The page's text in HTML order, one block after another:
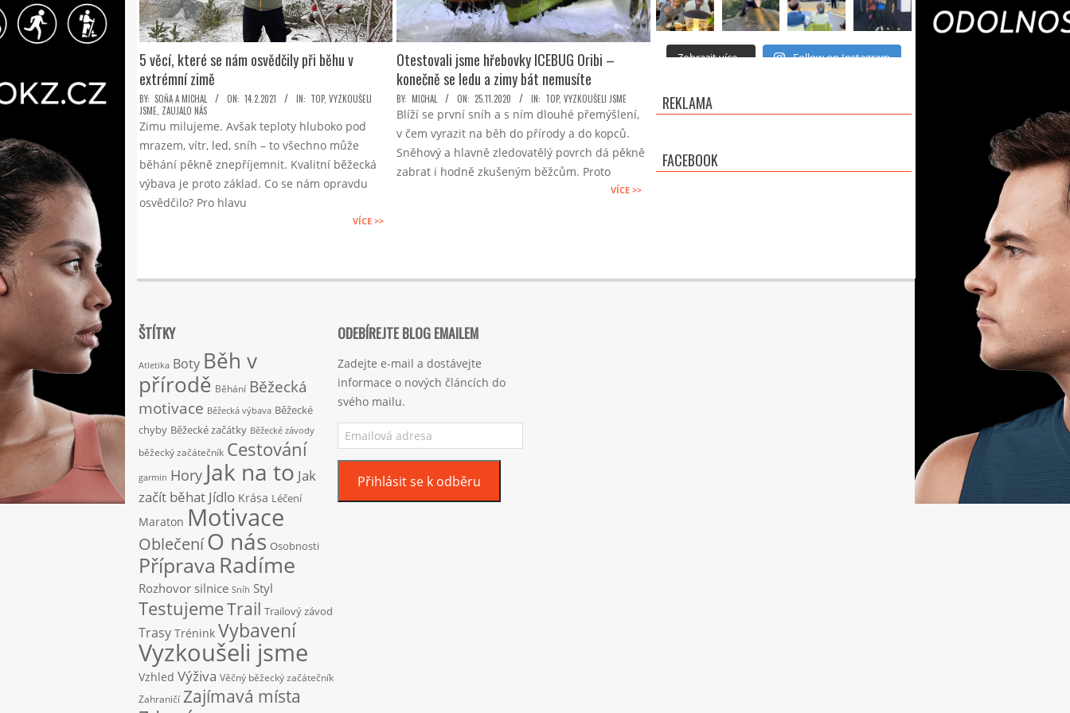
5 věcí, které se nám osvědčily při běhu v
extrémní zimě
2021-
02-
14
BY: SOŇA A MICHAL ON: 14.2.2021 IN: TOP, VYZKOUŠELI
JSME ZAUJALO NÁS
Zimu milujeme. Avšak teploty hluboko pod
mrazem, vítr, led, sníh – to všechno může
běhání pěkně znepříjemnit. Kvalitní běžecká
výbava je proto základ. Co se nám opravdu
osvědčilo? Pro hlavu
VÍCE >>
Otestovali jsme hřebovky ICEBUG Oribi –
konečně se ledu a zimy bát nemusíte
2020-
11-
25
BY: MICHAL ON: 25.11.2020 IN: TOP,VYZKOUŠELI JSME
Blíží se první sníh a s ním dlouhé přemýšlení,
v čem vyrazit na běh do přírody a do kopců.
Sněhový a hlavně zledovatělý povrch dá pěkně
zabrat i hodně zkušeným běžcům. Proto
VÍCE >>
Zobrazit více... Follow on Instagram
REKLAMA
FACEBOOK
ŠTÍTKY
Atletika Boty Běh v
přírodě Běhání Běžecká
motivace Běžecká výbava Běžecké
chyby Běžecké začátky Běžecké závody
běžecký začátečník Cestování
garmin Hory Jak na to Jak
začít běhat Jídlo Krása Léčení
Maraton Motivace
OblečeníO nás Osobnosti
Příprava Radíme
Rozhovor silnice Sníh Styl
TestujemeTrail Trailový závod
Trasy Trénink Vybavení
Vyzkoušeli jsme
Vzhled Výživa Věčný běžecký začátečník
Zahraničí Zajímavá místa
ODEBÍREJTE BLOG EMAILEM
Zadejte e-mail a dostávejte
informace o nových článcích do
svého mailu.
Emailová
adresa
Přihlásit se k odběru